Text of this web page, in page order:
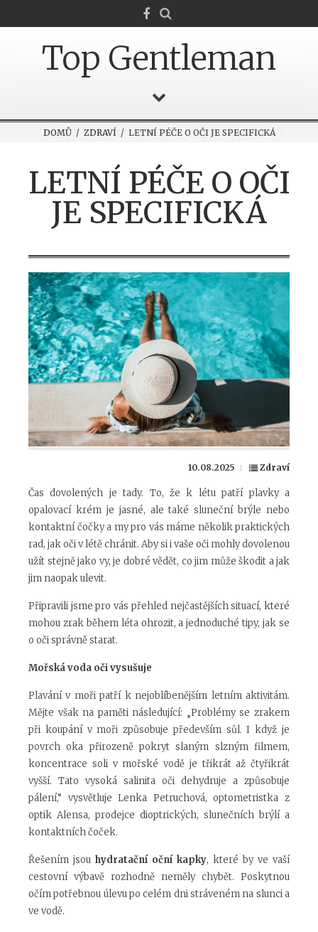
Top Gentleman
DOMŮ/ ZDRAVÍ/ LETNÍ PÉČE O OČI JE SPECIFICKÁ
LETNÍ PÉČE O OČI
JE SPECIFICKÁ
10.08.2025 Zdraví
Čas dovolených je tady. To, že k létu patří plavky a
opalovací krém je jasné, ale také sluneční brýle nebo
kontaktní čočky a my pro vás máme několik praktických
rad, jak oči v létě chránit. Aby si i vaše oči mohly dovolenou
užít stejně jako vy, je dobré vědět, co jim může škodit a jak
jim naopak ulevit.
Připravili jsme pro vás přehled nejčastějších situací, které
mohou zrak během léta ohrozit, a jednoduché tipy, jak se
o oči správně starat.
Mořská voda oči vysušuje
Plavání v moři patří k nejoblíbenějším letním aktivitám.
Mějte však na paměti následující: „Problémy se zrakem
při koupání v moři způsobuje především sůl. I když je
povrch oka přirozeně pokryt slaným slzným filmem,
koncentrace soli v mořské vodě je třikrát až čtyřikrát
vyšší. Tato vysoká salinita oči dehydruje a způsobuje
pálení,“ vysvětluje Lenka Petruchová, optometristka z
optik Alensa, prodejce dioptrických, slunečních brýlí a
kontaktních čoček.
Řešením jsou hydratační oční kapky, které by ve vaší
cestovní výbavě rozhodně neměly chybět. Poskytnou
očím potřebnou úlevu po celém dni stráveném na slunci a
ve vodě.